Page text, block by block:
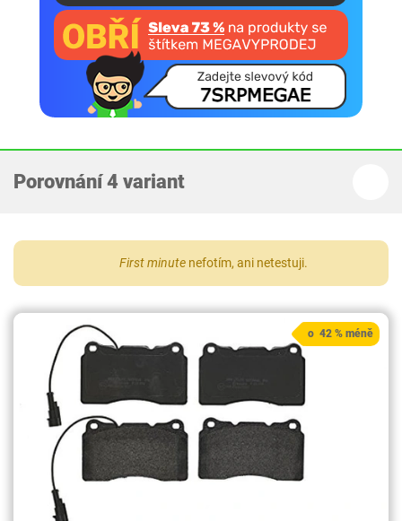
Porovnání 4 variant
First minute nefotím, ani netestuji.
o 42 % méně